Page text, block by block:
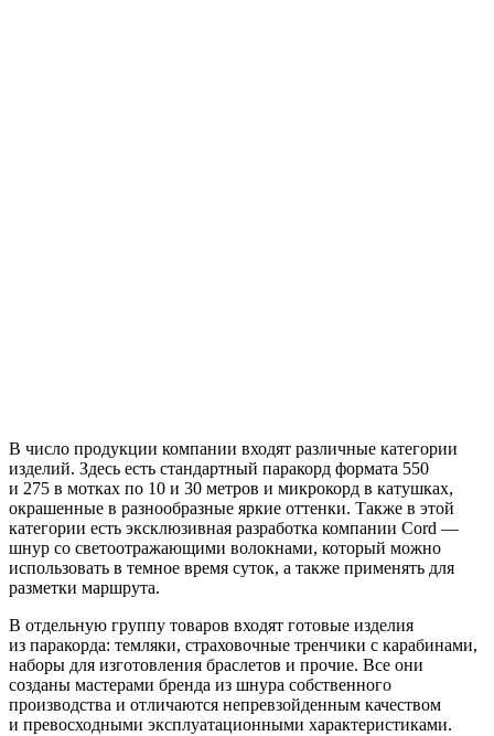
В число продукции компании входят различные категории
изделий. Здесь есть стандартный паракорд формата 550
и 275 в мотках по 10 и 30 метров и микрокорд в катушках,
окрашенные в разнообразные яркие оттенки. Также в этой
категории есть эксклюзивная разработка компании Cord —
шнур со светоотражающими волокнами, который можно
использовать в темное время суток, а также применять для
разметки маршрута.
В отдельную группу товаров входят готовые изделия
из паракорда: темляки, страховочные тренчики с карабинами,
наборы для изготовления браслетов и прочие. Все они
созданы мастерами бренда из шнура собственного
производства и отличаются непревзойденным качеством
и превосходными эксплуатационными характеристиками.